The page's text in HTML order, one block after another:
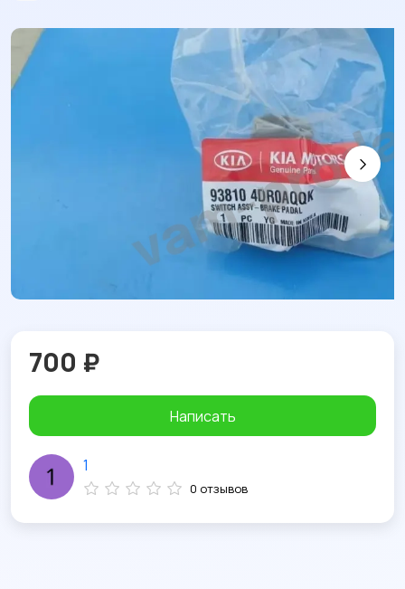
700 ₽
Написать
1
0 отзывов